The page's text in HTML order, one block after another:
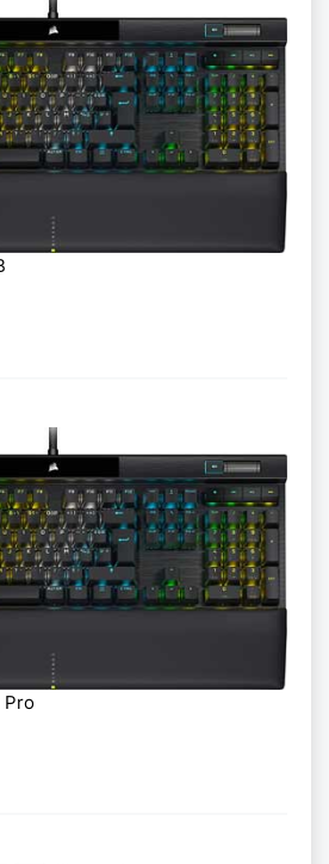
Pro